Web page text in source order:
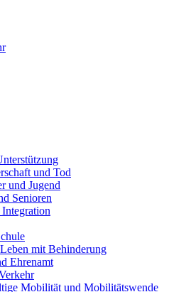
und Tod
und Jugend
Senioren
mit Behinderung
Ehrenamt
Mobilität und Mobilitätswende